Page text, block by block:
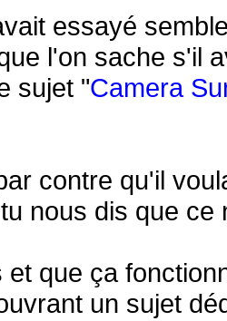
essayé
l'on sache s'il
sujet "Camera
contre qu'il
nous dis que ce
et que ça
un sujet